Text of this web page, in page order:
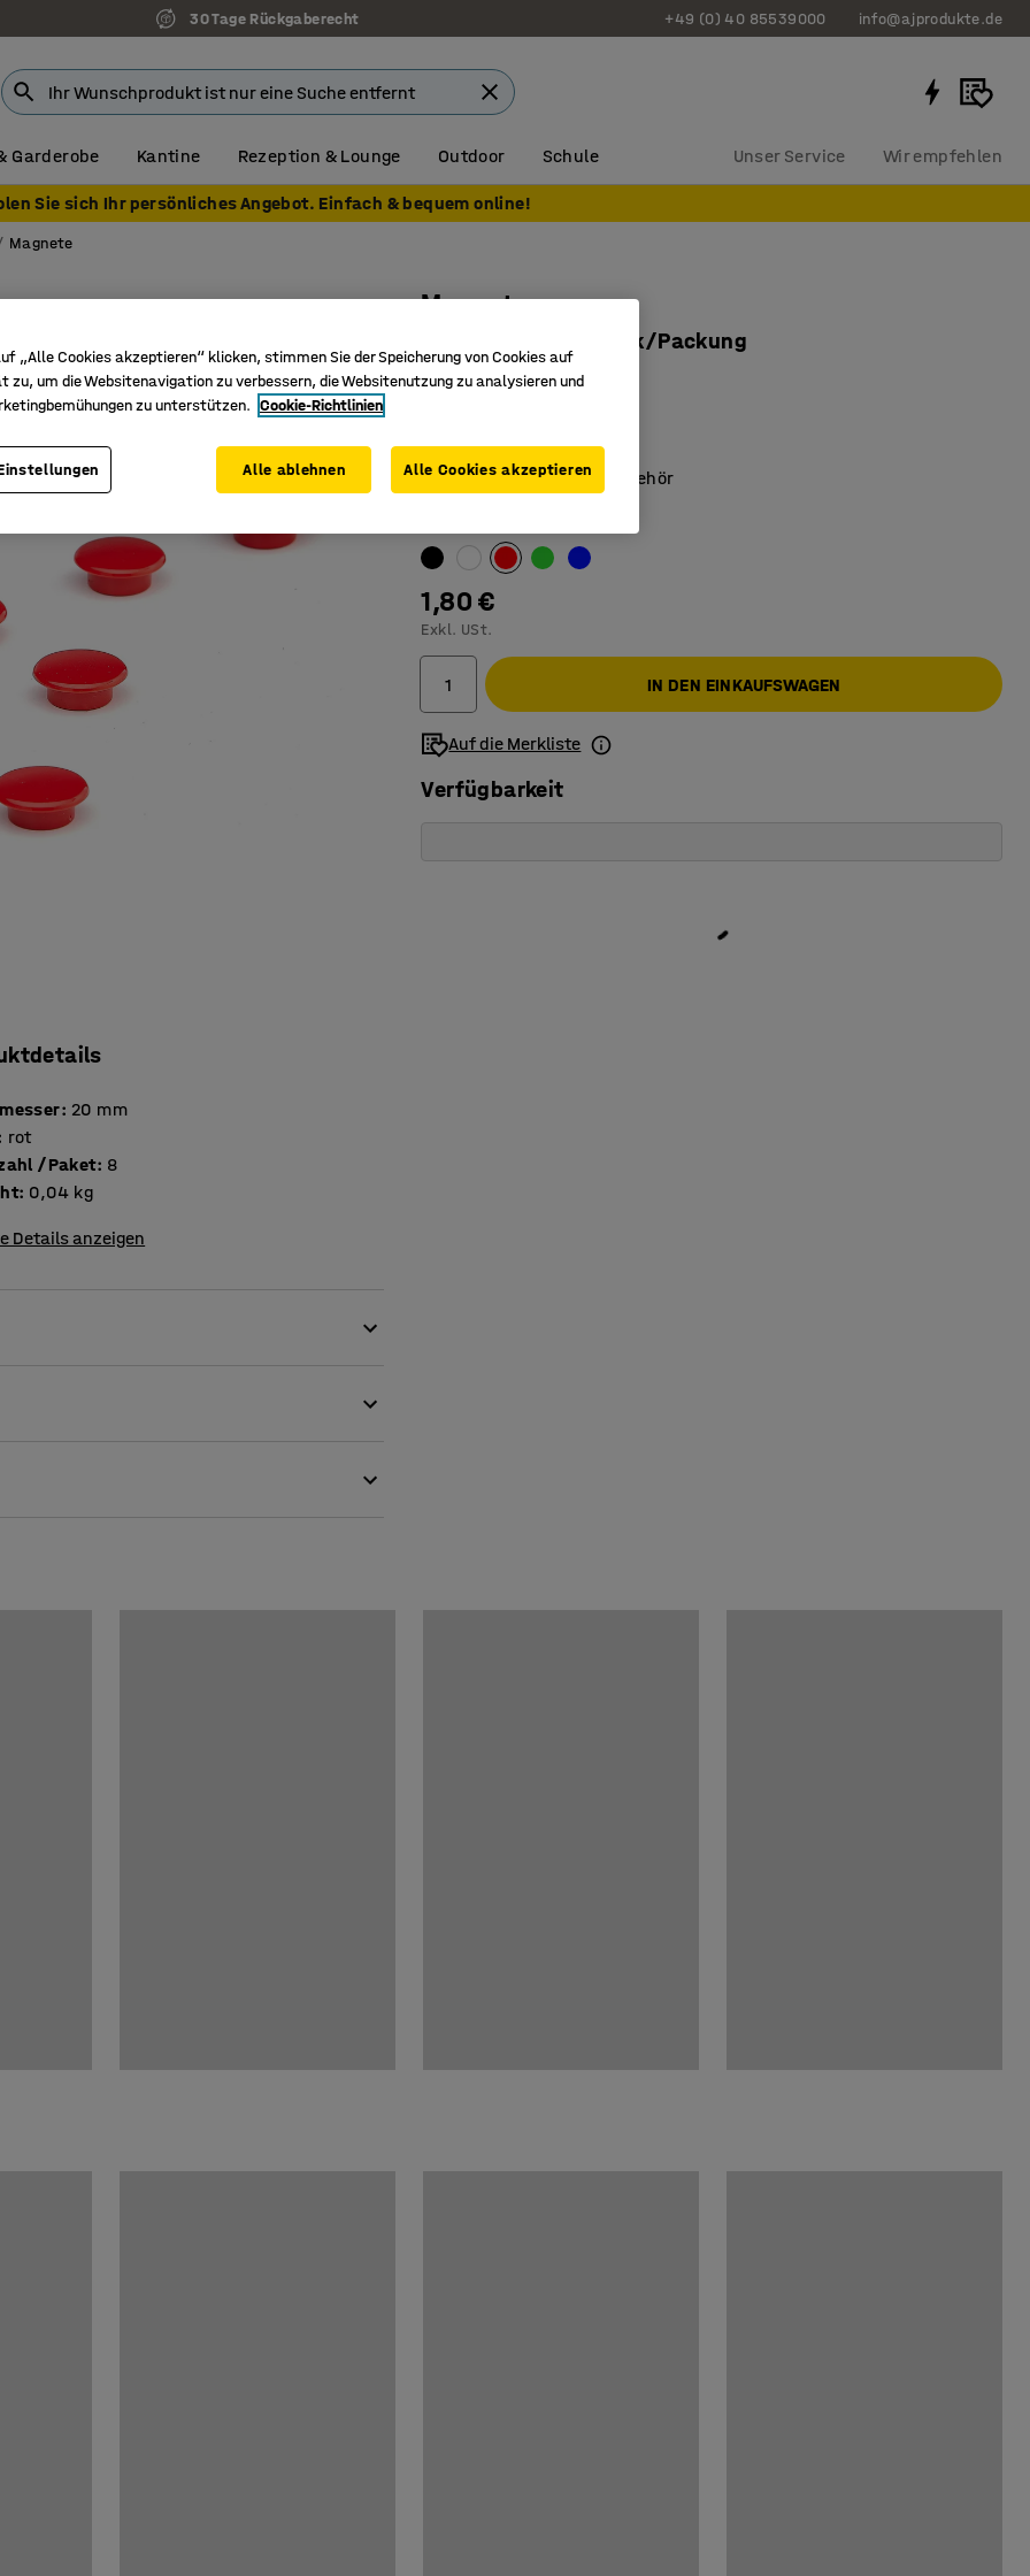
30 Tage Rückgaberecht +49 (0) 40 85539000 info@ajprodukte.de
Garderobe Kantine Rezeption & Lounge Outdoor Schule Unser Service Wir empfehlen
Sie sich Ihr persönliches Angebot. Einfach & bequem online!
Magnete
: 20 mm
rot
Stückzahl /Paket: 8
: 0,04 kg
Details anzeigen
direkt an dem Whiteboard zu
Magneten
Ø 20 mm, rot, 8 Stück/Packung
Art. Nr.:11426
Mühelos zu verschieben
Ein offensichtliches Zubehör
1,80 €
Exkl. USt.
IN DEN EINKAUFSWAGEN
Auf die Merkliste
Verfügbarkeit
„Alle Cookies akzeptieren“ klicken, stimmen Sie der Speicherung von Cookies auf
zu, um die Websitenavigation zu verbessern, die Websitenutzung zu analysieren und
zu unterstützen. Cookie-Richtlinien
Alle ablehnen Alle Cookies akzeptieren